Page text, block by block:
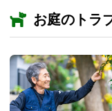
お庭のトラ